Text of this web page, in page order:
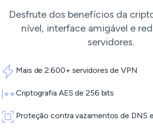
Desfrute dos benefícios da
nível, interface amigável e
servidores.
Mais de 2.600+ servidores de VPN
Criptografia AES de 256 bits
Proteção contra vazamentos de DNS